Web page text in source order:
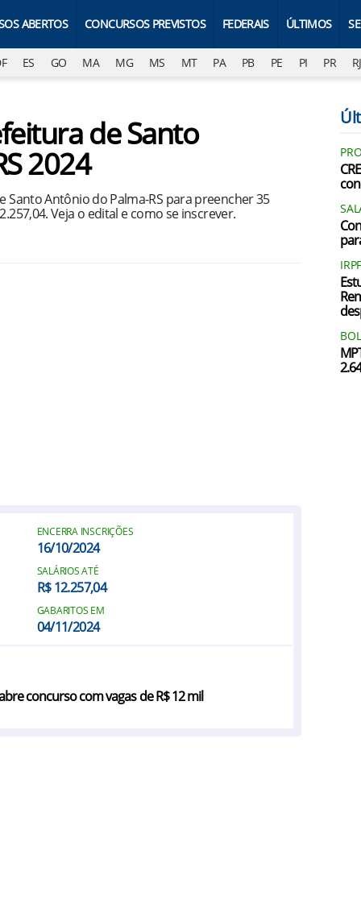
ABERTOS CONCURSOS PREVISTOS FEDERAIS ÚLTIMOS
ES GO MA MG MS MT PA PB PE PI PR RJ
de Santo
2024
Antônio do Palma-RS para preencher 35
Veja o edital e como se inscrever.
ENCERRA INSCRIÇÕES
16/10/2024
SALÁRIOS ATÉ
R$ 12.257,04
GABARITOS EM
04/11/2024
concurso com vagas de R$ 12 mil